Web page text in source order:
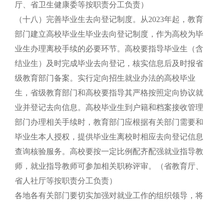
厅、省卫生健康委等按职责分工负责）
（十八）完善毕业生去向登记制度。从2023年起，教育
部门建立高校毕业生毕业去向登记制度，作为高校为毕
业生办理离校手续的必要环节。高校要指导毕业生（含
结业生）及时完成毕业去向登记，核实信息后及时报省
级教育部门备案。实行定向招生就业办法的高校毕业
生，省级教育部门和高校要指导其严格按照定向协议就
业并登记去向信息。高校毕业生到户籍和档案接收管理
部门办理相关手续时，教育部门应根据有关部门需要和
毕业生本人授权，提供毕业生离校时相应去向登记信息
查询核验服务。高校要按一定比例配齐配强就业指导教
师，就业指导教师可参加相关职称评审。（省教育厅、
省人社厅等按职责分工负责）
各地各有关部门要切实加强对就业工作的组织领导，将